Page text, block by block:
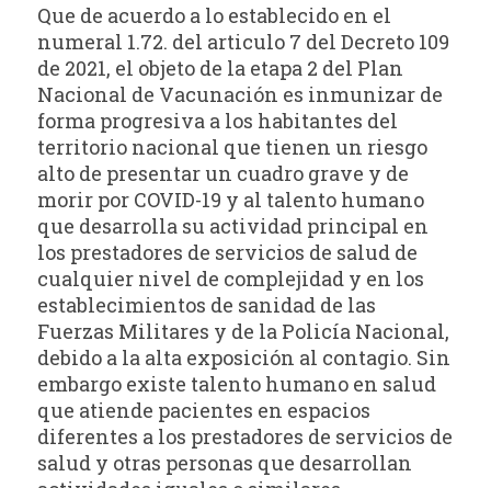
Que de acuerdo a lo establecido en el
numeral 1.72. del articulo 7 del Decreto 109
de 2021, el objeto de la etapa 2 del Plan
Nacional de Vacunación es inmunizar de
forma progresiva a los habitantes del
territorio nacional que tienen un riesgo
alto de presentar un cuadro grave y de
morir por COVID-19 y al talento humano
que desarrolla su actividad principal en
los prestadores de servicios de salud de
cualquier nivel de complejidad y en los
establecimientos de sanidad de las
Fuerzas Militares y de la Policía Nacional,
debido a la alta exposición al contagio. Sin
embargo existe talento humano en salud
que atiende pacientes en espacios
diferentes a los prestadores de servicios de
salud y otras personas que desarrollan